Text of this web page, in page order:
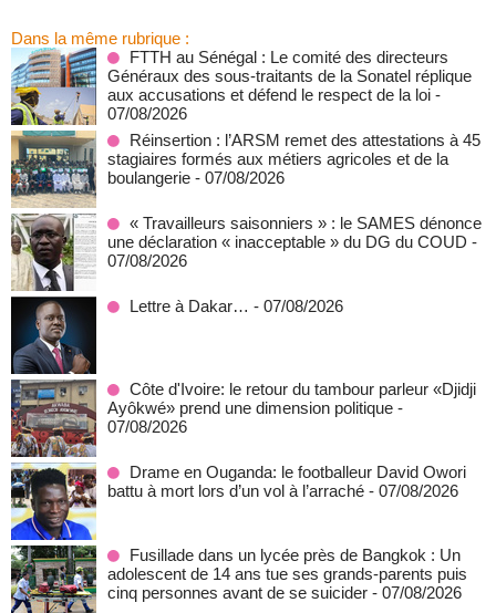
Dans la même rubrique :
FTTH au Sénégal : Le comité des directeurs
Généraux des sous-traitants de la Sonatel réplique
aux accusations et défend le respect de la loi -
07/08/2026
Réinsertion : l’ARSM remet des attestations à 45
stagiaires formés aux métiers agricoles et de la
boulangerie - 07/08/2026
« Travailleurs saisonniers » : le SAMES dénonce
une déclaration « inacceptable » du DG du COUD -
07/08/2026
Lettre à Dakar… - 07/08/2026
Côte d'Ivoire: le retour du tambour parleur «Djidji
Ayôkwé» prend une dimension politique -
07/08/2026
Drame en Ouganda: le footballeur David Owori
battu à mort lors d’un vol à l’arraché - 07/08/2026
Fusillade dans un lycée près de Bangkok : Un
adolescent de 14 ans tue ses grands-parents puis
cinq personnes avant de se suicider - 07/08/2026